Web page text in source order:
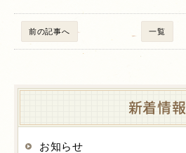
前の記事へ 一覧
新着情報
お知らせ